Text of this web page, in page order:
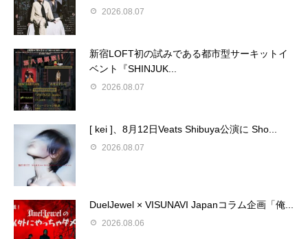
2026.08.07
新宿LOFT初の試みである都市型サーキットイ
ベント『SHINJUK...
2026.08.07
[ kei ]、8月12日Veats Shibuya公演に Sho...
2026.08.07
DuelJewel × VISUNAVI Japanコラム企画「俺...
2026.08.06